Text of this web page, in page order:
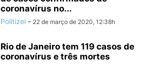
coronavírus no...
Politizei - 22 de março de 2020, 12:38h
Rio de Janeiro tem 119 casos de
coronavírus e três mortes